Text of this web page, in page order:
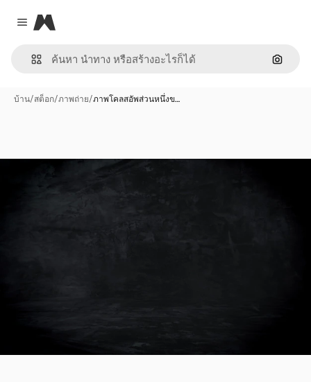
Close menu
Magnific
ค้นหา
บ้าน/สต็อก/ภาพถ่าย/ภาพโคลสอัพส่วนหนึ่งข…